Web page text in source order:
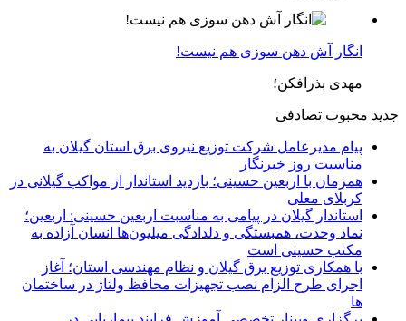
انگار آش دهن سوزی هم نیست!
مهدی بذرافکن؛
جدید محبوب تصادفی
پیام مدیرعامل شركت توزیع نیروی برق استان گیلان به
مناسبت روز خبرنگار ‌
همزمان با اربعین حسینی؛ بازدید استاندار از مواکب گیلانی در
کربلای معلی
استاندار گیلان در پیامی به مناسبت اربعین حسینی: اربعین؛
نماد وحدت، همبستگی و دلدادگی میلیون‌ها انسان آزاده به
مکتب حسینی است
با همکاری توزیع برق گیلان و نظام مهندسی استان؛ آغاز
اجرای طرح الزام نصب تجهیزات محافظ ولتاژ در ساختمان
ها